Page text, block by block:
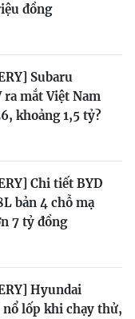
đồng
Subaru
ra mắt Việt Nam
khoảng 1,5 tỷ?
Chi tiết BYD
bản 4 chỗ mạ
7 tỷ đồng
Hyundai
nổ lốp khi chạy thử,